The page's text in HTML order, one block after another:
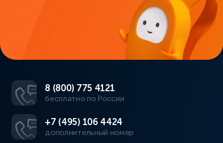
8 (800) 775 4121
бесплатно по России
+7 (495) 106 4424
дополнительный номер